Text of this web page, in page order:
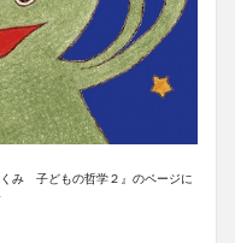
み 子どもの哲学２』のページに